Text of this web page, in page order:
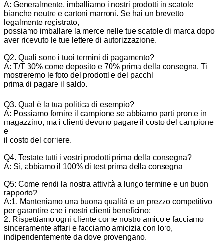
A: Generalmente, imballiamo i nostri prodotti in scatole
bianche neutre e cartoni marroni. Se hai un brevetto
legalmente registrato,
possiamo imballare la merce nelle tue scatole di marca dopo
aver ricevuto le tue lettere di autorizzazione.
Q2. Quali sono i tuoi termini di pagamento?
A: T/T 30% come deposito e 70% prima della consegna. Ti
mostreremo le foto dei prodotti e dei pacchi
prima di pagare il saldo.
Q3. Qual è la tua politica di esempio?
A: Possiamo fornire il campione se abbiamo parti pronte in
magazzino, ma i clienti devono pagare il costo del campione
e
il costo del corriere.
Q4. Testate tutti i vostri prodotti prima della consegna?
A: Sì, abbiamo il 100% di test prima della consegna
Q5: Come rendi la nostra attività a lungo termine e un buon
rapporto?
A:1. Manteniamo una buona qualità e un prezzo competitivo
per garantire che i nostri clienti beneficino;
2. Rispettiamo ogni cliente come nostro amico e facciamo
sinceramente affari e facciamo amicizia con loro,
indipendentemente da dove provengano.